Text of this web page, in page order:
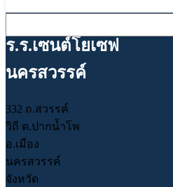
ร.ร.เซนต์โยเซฟ
นครสวรรค์
332 ถ.สวรรค์
วิถี ต.ปากน้ำโพ
อ.เมือง
นครสวรรค์
จังหวัด